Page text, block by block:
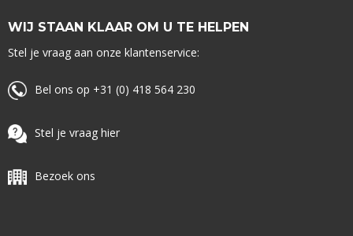
WIJ STAAN KLAAR OM U TE HELPEN
Stel je vraag aan onze klantenservice:
Bel ons op +31 (0) 418 564 230
Stel je vraag hier
Bezoek ons